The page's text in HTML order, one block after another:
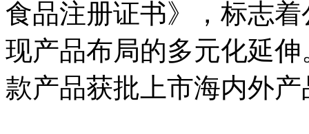
食品注册证书》，标志
现产品布局的多元化延
款产品获批上市海内外